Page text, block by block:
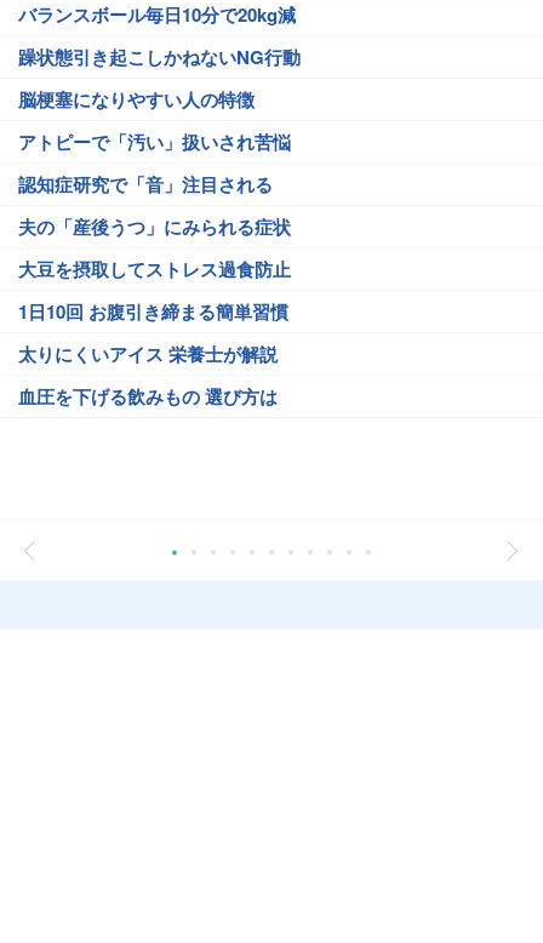
バランスボール毎日10分で20kg減
躁状態引き起こしかねないNG行動
脳梗塞になりやすい人の特徴
アトピーで「汚い」扱いされ苦悩
認知症研究で「音」注目される
夫の「産後うつ」にみられる症状
大豆を摂取してストレス過食防止
1日10回 お腹引き締まる簡単習慣
太りにくいアイス 栄養士が解説
血圧を下げる飲みもの 選び方は